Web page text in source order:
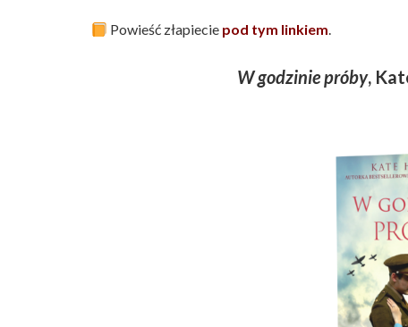
Powieść złapiecie pod tym linkiem.
W godzinie próby,